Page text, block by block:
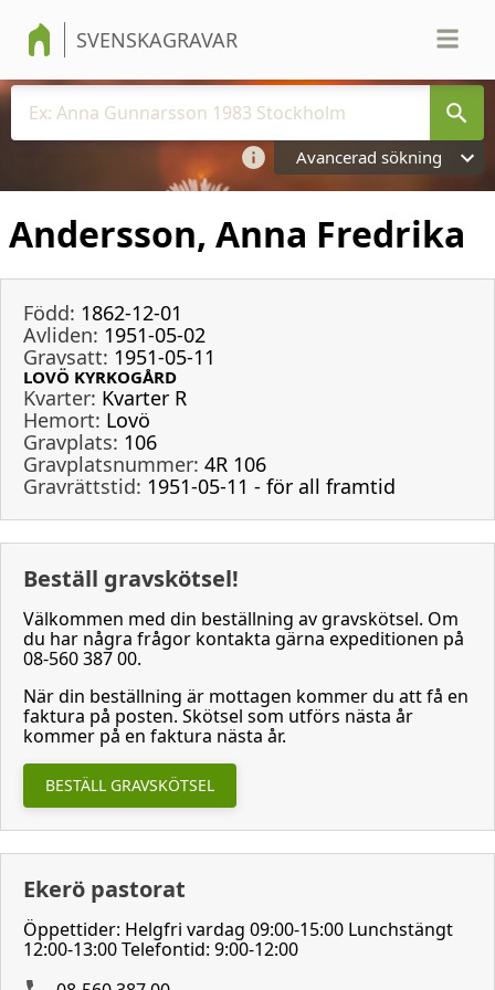
SVENSKAGRAVAR
Avancerad sökning
Andersson, Anna Fredrika
Född: 1862-12-01
Avliden: 1951-05-02
Gravsatt: 1951-05-11
LOVÖ KYRKOGÅRD
Kvarter: Kvarter R
Hemort: Lovö
Gravplats: 106
Gravplatsnummer: 4R 106
Gravrättstid: 1951-05-11 - för all framtid
Beställ gravskötsel!
Välkommen med din beställning av gravskötsel. Om
du har några frågor kontakta gärna expeditionen på
08-560 387 00.
När din beställning är mottagen kommer du att få en
faktura på posten. Skötsel som utförs nästa år
kommer på en faktura nästa år.
BESTÄLL GRAVSKÖTSEL
Ekerö pastorat
Öppettider: Helgfri vardag 09:00-15:00 Lunchstängt
12:00-13:00 Telefontid: 9:00-12:00